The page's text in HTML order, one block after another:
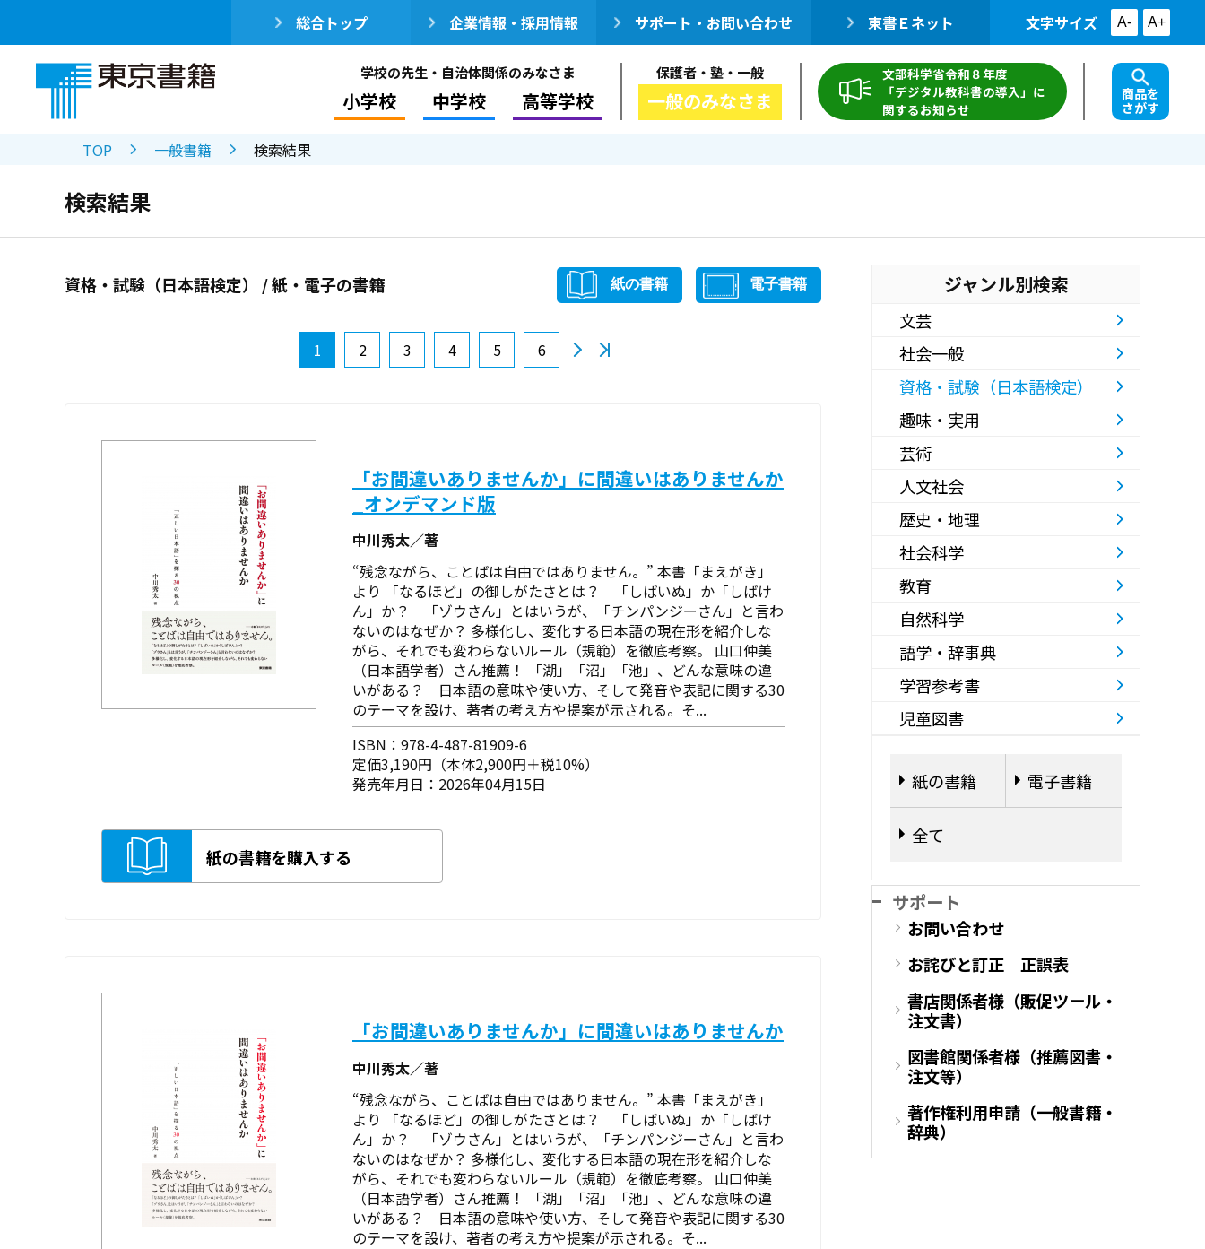
総合トップ 企業情報・採用情報 サポート・お問い合わせ 東書Ｅネット 文字サイズ A- A+
学校の先生・自治体関係のみなさま
小学校 中学校 高等学校
保護者・塾・一般
一般のみなさま
文部科学省令和８年度
「デジタル教科書の導入」に
関するお知らせ
商品を
さがす
TOP 一般書籍 検索結果
検索結果
資格・試験（日本語検定） / 紙・電子の書籍 紙の書籍 電子書籍
1 2 3 4 5 6
「お間違いありませんか」に間違いはありませんか
_オンデマンド版
中川秀太／著
“残念ながら、ことばは自由ではありません。” ――本書「まえがき」
より 「なるほど」の御しがたさとは？ 「しばいぬ」か「しばけ
ん」か？ 「ゾウさん」とはいうが、「チンパンジーさん」と言わ
ないのはなぜか？ 多様化し、変化する日本語の現在形を紹介しな
がら、それでも変わらないルール（規範）を徹底考察。 山口仲美
（日本語学者）さん推薦！ 「湖」「沼」「池」、どんな意味の違
いがある？ 日本語の意味や使い方、そして発音や表記に関する30
のテーマを設け、著者の考え方や提案が示される。そ...
ISBN：978-4-487-81909-6
定価3,190円（本体2,900円＋税10%）
発売年月日：2026年04月15日
紙の書籍を購入する
「お間違いありませんか」に間違いはありませんか
中川秀太／著
“残念ながら、ことばは自由ではありません。” ――本書「まえがき」
より 「なるほど」の御しがたさとは？ 「しばいぬ」か「しばけ
ん」か？ 「ゾウさん」とはいうが、「チンパンジーさん」と言わ
ないのはなぜか？ 多様化し、変化する日本語の現在形を紹介しな
がら、それでも変わらないルール（規範）を徹底考察。 山口仲美
（日本語学者）さん推薦！ 「湖」「沼」「池」、どんな意味の違
いがある？ 日本語の意味や使い方、そして発音や表記に関する30
のテーマを設け、著者の考え方や提案が示される。そ...
ジャンル別検索
文芸
社会一般
資格・試験（日本語検定）
趣味・実用
芸術
人文社会
歴史・地理
社会科学
教育
自然科学
語学・辞事典
学習参考書
児童図書
紙の書籍 電子書籍
全て
サポート
お問い合わせ
お詫びと訂正 正誤表
書店関係者様（販促ツール・
注文書）
図書館関係者様（推薦図書・
注文等）
著作権利用申請（一般書籍・
辞典）